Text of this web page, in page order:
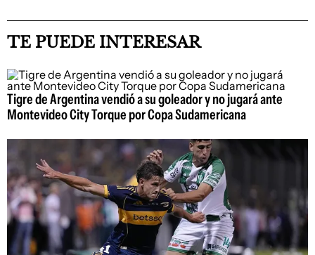
TE PUEDE INTERESAR
Tigre de Argentina vendió a su goleador y no jugará ante
Montevideo City Torque por Copa Sudamericana